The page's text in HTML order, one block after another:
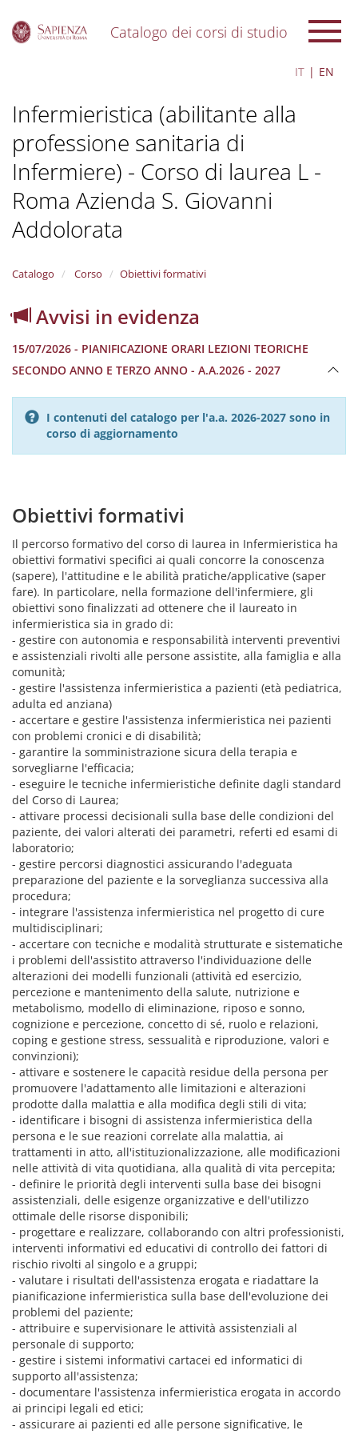
Catalogo dei corsi di studio
IT EN
Infermieristica (abilitante alla
professione sanitaria di
Infermiere) - Corso di laurea L -
Roma Azienda S. Giovanni
Addolorata
Catalogo Corso Obiettivi formativi
Avvisi in evidenza
15/07/2026 - PIANIFICAZIONE ORARI LEZIONI TEORICHE
SECONDO ANNO E TERZO ANNO - A.A.2026 - 2027
I contenuti del catalogo per l'a.a. 2026-2027 sono in
corso di aggiornamento
Obiettivi formativi
Il percorso formativo del corso di laurea in Infermieristica ha
obiettivi formativi specifici ai quali concorre la conoscenza
(sapere), l'attitudine e le abilità pratiche/applicative (saper
fare). In particolare, nella formazione dell'infermiere, gli
obiettivi sono finalizzati ad ottenere che il laureato in
infermieristica sia in grado di:
- gestire con autonomia e responsabilità interventi preventivi
e assistenziali rivolti alle persone assistite, alla famiglia e alla
comunità;
- gestire l'assistenza infermieristica a pazienti (età pediatrica,
adulta ed anziana)
- accertare e gestire l'assistenza infermieristica nei pazienti
con problemi cronici e di disabilità;
- garantire la somministrazione sicura della terapia e
sorvegliarne l'efficacia;
- eseguire le tecniche infermieristiche definite dagli standard
del Corso di Laurea;
- attivare processi decisionali sulla base delle condizioni del
paziente, dei valori alterati dei parametri, referti ed esami di
laboratorio;
- gestire percorsi diagnostici assicurando l'adeguata
preparazione del paziente e la sorveglianza successiva alla
procedura;
- integrare l'assistenza infermieristica nel progetto di cure
multidisciplinari;
- accertare con tecniche e modalità strutturate e sistematiche
i problemi dell'assistito attraverso l'individuazione delle
alterazioni dei modelli funzionali (attività ed esercizio,
percezione e mantenimento della salute, nutrizione e
metabolismo, modello di eliminazione, riposo e sonno,
cognizione e percezione, concetto di sé, ruolo e relazioni,
coping e gestione stress, sessualità e riproduzione, valori e
convinzioni);
- attivare e sostenere le capacità residue della persona per
promuovere l'adattamento alle limitazioni e alterazioni
prodotte dalla malattia e alla modifica degli stili di vita;
- identificare i bisogni di assistenza infermieristica della
persona e le sue reazioni correlate alla malattia, ai
trattamenti in atto, all'istituzionalizzazione, alle modificazioni
nelle attività di vita quotidiana, alla qualità di vita percepita;
- definire le priorità degli interventi sulla base dei bisogni
assistenziali, delle esigenze organizzative e dell'utilizzo
ottimale delle risorse disponibili;
- progettare e realizzare, collaborando con altri professionisti,
interventi informativi ed educativi di controllo dei fattori di
rischio rivolti al singolo e a gruppi;
- valutare i risultati dell'assistenza erogata e riadattare la
pianificazione infermieristica sulla base dell'evoluzione dei
problemi del paziente;
- attribuire e supervisionare le attività assistenziali al
personale di supporto;
- gestire i sistemi informativi cartacei ed informatici di
supporto all'assistenza;
- documentare l'assistenza infermieristica erogata in accordo
ai principi legali ed etici;
- assicurare ai pazienti ed alle persone significative, le